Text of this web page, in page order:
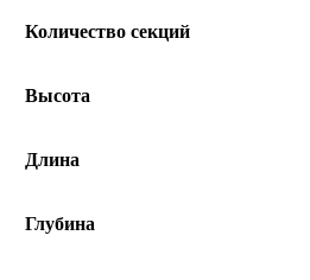
Количество секций
Высота
Длина
Глубина